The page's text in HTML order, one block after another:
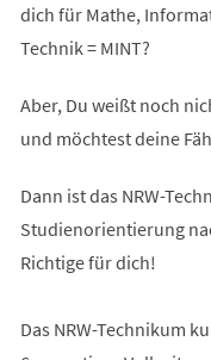
dich für Mathe,
Technik = MINT?
Aber, Du weißt noch
und möchtest deine
Dann ist das NRW-
Studienorientierung
Richtige für dich!
Das NRW-Technikum